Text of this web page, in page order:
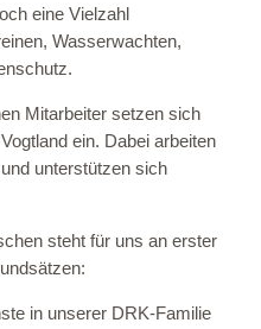
eine Vielzahl
Wasserwachten,
Mitarbeiter setzen sich
ein. Dabei arbeiten
unterstützen sich
steht für uns an erster
in unserer DRK-Familie